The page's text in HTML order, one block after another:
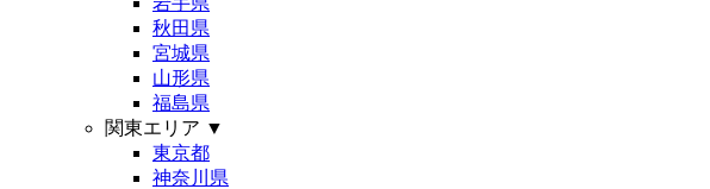
秋田県
宮城県
山形県
福島県
関東エリア ▼
東京都
神奈川県